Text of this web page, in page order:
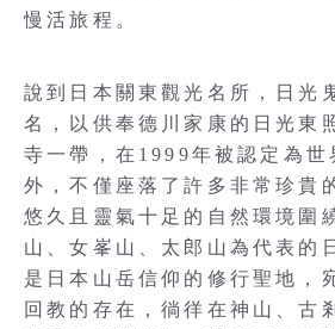
慢活旅程。
說到日本關東觀光名所，日光
名，以供奉德川家康的日光東
寺一帶，在1999年被認定為世
外，不僅座落了許多非常珍貴
悠久且靈氣十足的自然環境圍
山、女峯山、太郎山為代表的
是日本山岳信仰的修行聖地，
回教的存在，徜徉在神山、古